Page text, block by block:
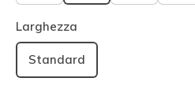
selezionato
Larghezza
Standard